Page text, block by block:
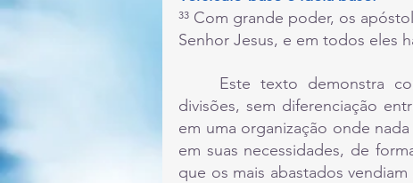
³³ Com grande poder, os
Senhor Jesus, e em todos eles
divisões, sem diferenciação
em uma organização onde
em suas necessidades, de
que os mais abastados